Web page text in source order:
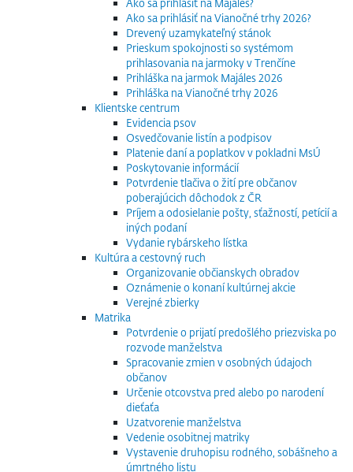
Ako sa prihlásiť na Majáles?
Ako sa prihlásiť na Vianočné trhy 2026?
Drevený uzamykateľný stánok
Prieskum spokojnosti so systémom
prihlasovania na jarmoky v Trenčíne
Prihláška na jarmok Majáles 2026
Prihláška na Vianočné trhy 2026
Klientske centrum
Evidencia psov
Osvedčovanie listín a podpisov
Platenie daní a poplatkov v pokladni MsÚ
Poskytovanie informácií
Potvrdenie tlačiva o žití pre občanov
poberajúcich dôchodok z ČR
Príjem a odosielanie pošty, sťažností, petícií a
iných podaní
Vydanie rybárskeho lístka
Kultúra a cestovný ruch
Organizovanie občianskych obradov
Oznámenie o konaní kultúrnej akcie
Verejné zbierky
Matrika
Potvrdenie o prijatí predošlého priezviska po
rozvode manželstva
Spracovanie zmien v osobných údajoch
občanov
Určenie otcovstva pred alebo po narodení
dieťaťa
Uzatvorenie manželstva
Vedenie osobitnej matriky
Vystavenie druhopisu rodného, sobášneho a
úmrtného listu